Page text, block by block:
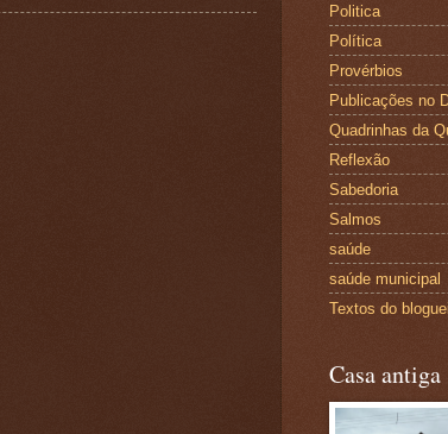
Politica
Política
Provérbios
Publicações no
Quadrinhas da
Reflexão
Sabedoria
Salmos
saúde
saúde municipal
Textos do
Casa antiga